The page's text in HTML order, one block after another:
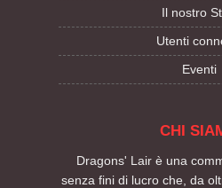
Il nostro
Utenti
Eventi
CHI
Dragons' Lair è una
senza fini di lucro che, da